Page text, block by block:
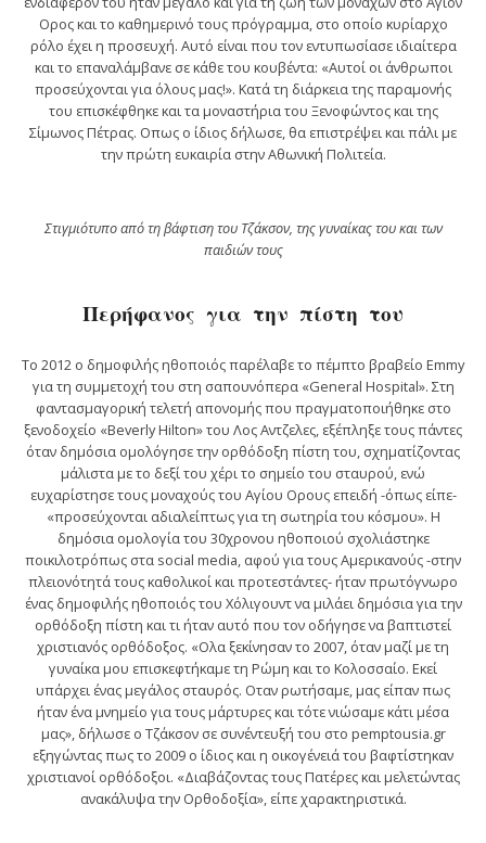
Ορος και το καθημερινό τους πρόγραμμα, στο οποίο κυρίαρχο
ρόλο έχει η προσευχή. Αυτό είναι που τον εντυπωσίασε ιδιαίτερα
και το επαναλάμβανε σε κάθε του κουβέντα: «Αυτοί οι άνθρωποι
προσεύχονται για όλους μας!». Κατά τη διάρκεια της παραμονής
του επισκέφθηκε και τα μοναστήρια του Ξενοφώντος και της
Σίμωνος Πέτρας. Οπως ο ίδιος δήλωσε, θα επιστρέψει και πάλι με
την πρώτη ευκαιρία στην Αθωνική Πολιτεία.
Στιγμιότυπο από τη βάφτιση του Τζάκσον, της γυναίκας του και των
παιδιών τους
Περήφανος για την πίστη του
Το 2012 ο δημοφιλής ηθοποιός παρέλαβε το πέμπτο βραβείο Emmy
για τη συμμετοχή του στη σαπουνόπερα «General Hospital». Στη
φαντασμαγορική τελετή απονομής που πραγματοποιήθηκε στο
ξενοδοχείο «Beverly Hilton» του Λος Αντζελες, εξέπληξε τους πάντες
όταν δημόσια ομολόγησε την ορθόδοξη πίστη του, σχηματίζοντας
μάλιστα με το δεξί του χέρι το σημείο του σταυρού, ενώ
ευχαρίστησε τους μοναχούς του Αγίου Ορους επειδή -όπως είπε-
«προσεύχονται αδιαλείπτως για τη σωτηρία του κόσμου». Η
δημόσια ομολογία του 30χρονου ηθοποιού σχολιάστηκε
ποικιλοτρόπως στα social media, αφού για τους Αμερικανούς -στην
πλειονότητά τους καθολικοί και προτεστάντες- ήταν πρωτόγνωρο
ένας δημοφιλής ηθοποιός του Χόλιγουντ να μιλάει δημόσια για την
ορθόδοξη πίστη και τι ήταν αυτό που τον οδήγησε να βαπτιστεί
χριστιανός ορθόδοξος. «Ολα ξεκίνησαν το 2007, όταν μαζί με τη
γυναίκα μου επισκεφτήκαμε τη Ρώμη και το Κολοσσαίο. Εκεί
υπάρχει ένας μεγάλος σταυρός. Οταν ρωτήσαμε, μας είπαν πως
ήταν ένα μνημείο για τους μάρτυρες και τότε νιώσαμε κάτι μέσα
μας», δήλωσε ο Τζάκσον σε συνέντευξή του στο pemptousia.gr
εξηγώντας πως το 2009 ο ίδιος και η οικογένειά του βαφτίστηκαν
χριστιανοί ορθόδοξοι. «Διαβάζοντας τους Πατέρες και μελετώντας
ανακάλυψα την Ορθοδοξία», είπε χαρακτηριστικά.